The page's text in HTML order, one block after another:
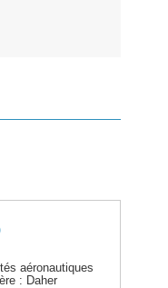
aéronautiques
: Daher